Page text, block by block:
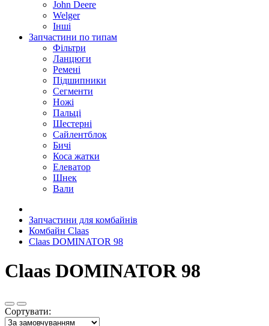
John Deere
Welger
Інші
Запчастини по типам
Фільтри
Ланцюги
Ремені
Підшипники
Сегменти
Ножі
Пальці
Шестерні
Сайлентблок
Бичі
Коса жатки
Елеватор
Шнек
Вали
Запчастини для комбайнів
Комбайн Claas
Claas DOMINATOR 98
Claas DOMINATOR 98
Сортувати: